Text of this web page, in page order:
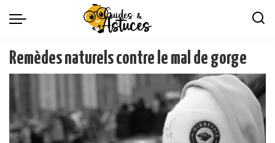
Remèdes naturels contre le mal de gorge